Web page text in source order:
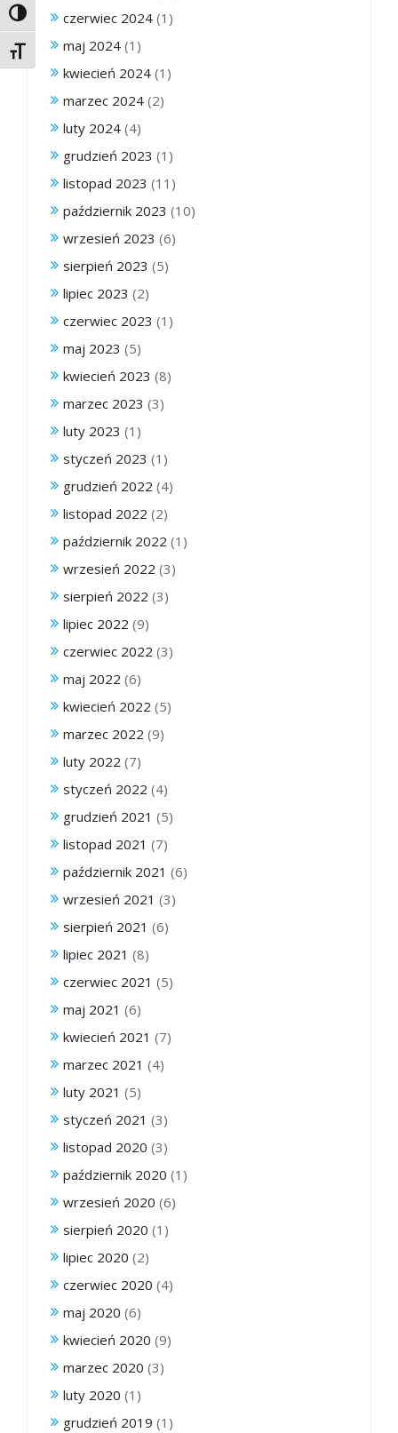
Toggle High Contrast
Toggle Font size
czerwiec 2024 (1)
maj 2024 (1)
kwiecień 2024 (1)
marzec 2024 (2)
luty 2024 (4)
grudzień 2023 (1)
listopad 2023 (11)
październik 2023 (10)
wrzesień 2023 (6)
sierpień 2023 (5)
lipiec 2023 (2)
czerwiec 2023 (1)
maj 2023 (5)
kwiecień 2023 (8)
marzec 2023 (3)
luty 2023 (1)
styczeń 2023 (1)
grudzień 2022 (4)
listopad 2022 (2)
październik 2022 (1)
wrzesień 2022 (3)
sierpień 2022 (3)
lipiec 2022 (9)
czerwiec 2022 (3)
maj 2022 (6)
kwiecień 2022 (5)
marzec 2022 (9)
luty 2022 (7)
styczeń 2022 (4)
grudzień 2021 (5)
listopad 2021 (7)
październik 2021 (6)
wrzesień 2021 (3)
sierpień 2021 (6)
lipiec 2021 (8)
czerwiec 2021 (5)
maj 2021 (6)
kwiecień 2021 (7)
marzec 2021 (4)
luty 2021 (5)
styczeń 2021 (3)
listopad 2020 (3)
październik 2020 (1)
wrzesień 2020 (6)
sierpień 2020 (1)
lipiec 2020 (2)
czerwiec 2020 (4)
maj 2020 (6)
kwiecień 2020 (9)
marzec 2020 (3)
luty 2020 (1)
grudzień 2019 (1)